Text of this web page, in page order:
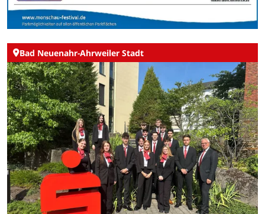
Bad Neuenahr-Ahrweiler Stadt